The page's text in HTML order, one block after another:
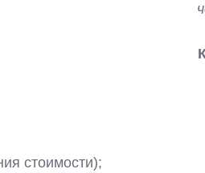
стоимости);